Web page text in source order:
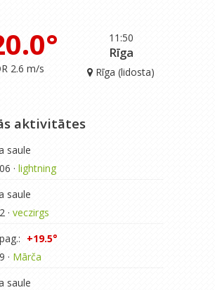
11:50
2.6 m/s
Rīga
Rīga (lidosta)
aktivitātes
saule
· lightning
saule
· veczirgs
+19.5°
· Mārča
saule